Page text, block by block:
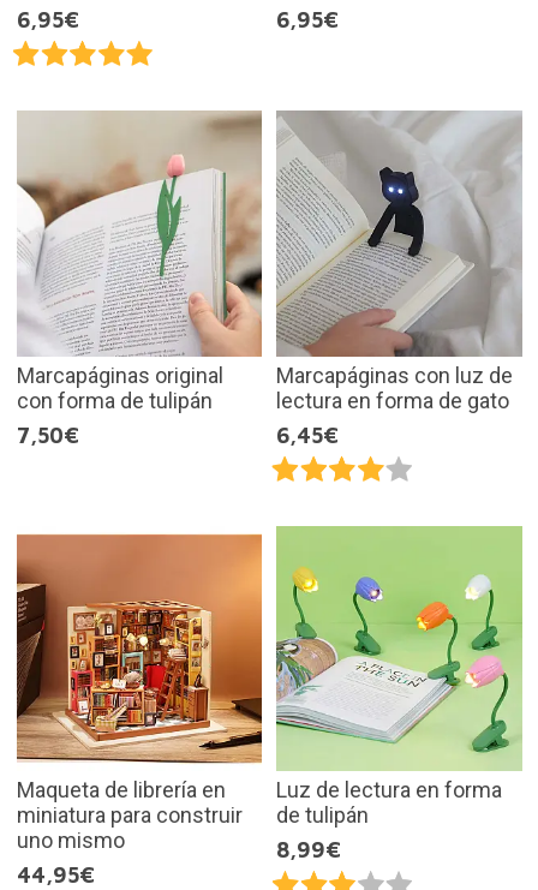
6,95€
6,95€
Marcapáginas original
con forma de tulipán
7,50€
Marcapáginas con luz de
lectura en forma de gato
6,45€
Maqueta de librería en
miniatura para construir
uno mismo
44,95€
Luz de lectura en forma
de tulipán
8,99€